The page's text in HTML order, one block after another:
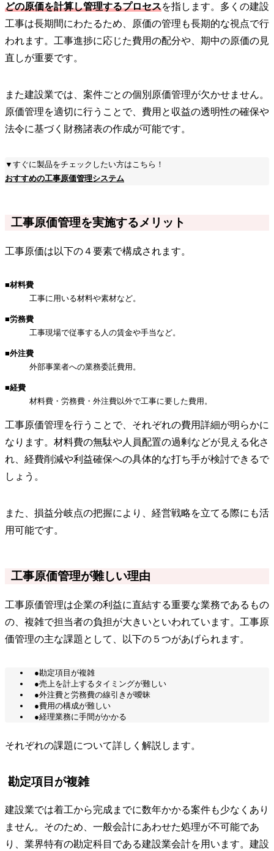
どの原価を計算し管理するプロセスを指します。多くの建設
工事は長期間にわたるため、原価の管理も長期的な視点で行
われます。工事進捗に応じた費用の配分や、期中の原価の見
直しが重要です。
また建設業では、案件ごとの個別原価管理が欠かせません。
原価管理を適切に行うことで、費用と収益の透明性の確保や
法令に基づく財務諸表の作成が可能です。
▼すぐに製品をチェックしたい方はこちら！
おすすめの工事原価管理システム
工事原価管理を実施するメリット
工事原価は以下の４要素で構成されます。
■材料費
工事に用いる材料や素材など。
■労務費
工事現場で従事する人の賃金や手当など。
■外注費
外部事業者への業務委託費用。
■経費
材料費・労務費・外注費以外で工事に要した費用。
工事原価管理を行うことで、それぞれの費用詳細が明らかに
なります。材料費の無駄や人員配置の過剰などが見える化さ
れ、経費削減や利益確保への具体的な打ち手が検討できるで
しょう。
また、損益分岐点の把握により、経営戦略を立てる際にも活
用可能です。
工事原価管理が難しい理由
工事原価管理は企業の利益に直結する重要な業務であるもの
の、複雑で担当者の負担が大きいといわれています。工事原
価管理の主な課題として、以下の５つがあげられます。
●勘定項目が複雑
●売上を計上するタイミングが難しい
●外注費と労務費の線引きが曖昧
●費用の構成が難しい
●経理業務に手間がかかる
それぞれの課題について詳しく解説します。
勘定項目が複雑
建設業では着工から完成までに数年かかる案件も少なくあり
ません。そのため、一般会計にあわせた処理が不可能であ
り、業界特有の勘定科目である建設業会計を用います。建設